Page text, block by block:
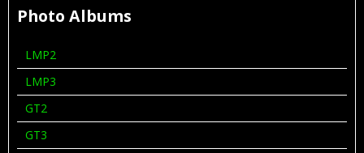
Photo Albums
LMP2
LMP3
GT2
GT3